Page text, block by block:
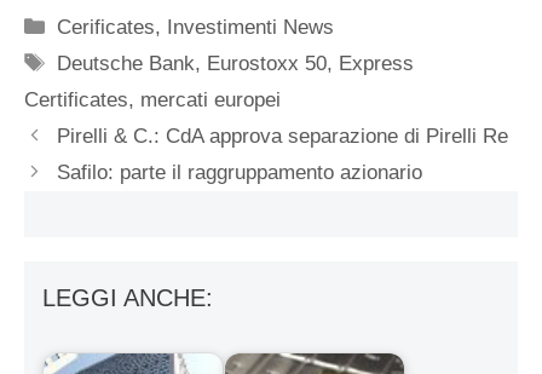
Categorie
Cerificates, Investimenti News
Tag
Deutsche Bank, Eurostoxx 50, Express
Certificates, mercati europei
Pirelli & C.: CdA approva separazione di Pirelli Re
Safilo: parte il raggruppamento azionario
LEGGI ANCHE: